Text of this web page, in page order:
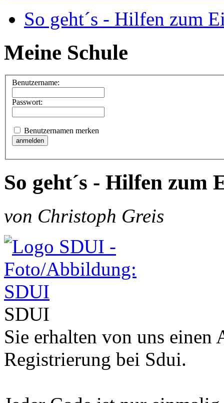
So geht´s - Hilfen zum
Meine Schule
Benutzername:
Passwort:
Benutzernamen merken
So geht´s - Hilfen zum
von Christoph Greis
SDUI
Sie erhalten von uns
Registrierung bei Sdui.